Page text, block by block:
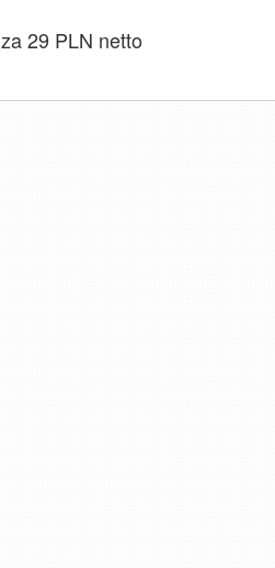
za 29 PLN netto